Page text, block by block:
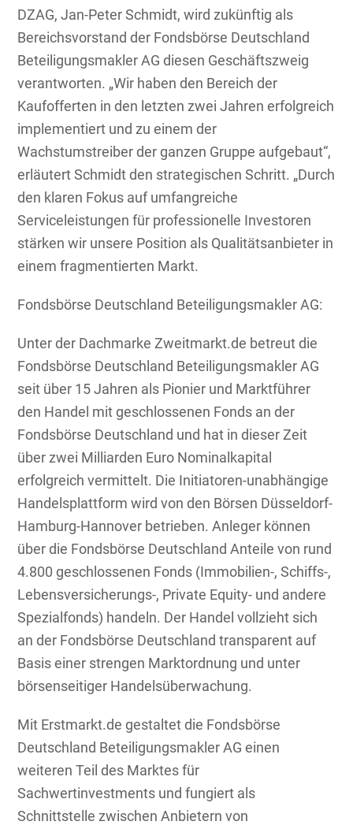
DZAG, Jan-Peter Schmidt, wird zukünftig als
Bereichsvorstand der Fondsbörse Deutschland
Beteiligungsmakler AG diesen Geschäftszweig
verantworten. „Wir haben den Bereich der
Kaufofferten in den letzten zwei Jahren erfolgreich
implementiert und zu einem der
Wachstumstreiber der ganzen Gruppe aufgebaut“,
erläutert Schmidt den strategischen Schritt. „Durch
den klaren Fokus auf umfangreiche
Serviceleistungen für professionelle Investoren
stärken wir unsere Position als Qualitätsanbieter in
einem fragmentierten Markt.
Fondsbörse Deutschland Beteiligungsmakler AG:
Unter der Dachmarke Zweitmarkt.de betreut die
Fondsbörse Deutschland Beteiligungsmakler AG
seit über 15 Jahren als Pionier und Marktführer
den Handel mit geschlossenen Fonds an der
Fondsbörse Deutschland und hat in dieser Zeit
über zwei Milliarden Euro Nominalkapital
erfolgreich vermittelt. Die Initiatoren-unabhängige
Handelsplattform wird von den Börsen Düsseldorf-
Hamburg-Hannover betrieben. Anleger können
über die Fondsbörse Deutschland Anteile von rund
4.800 geschlossenen Fonds (Immobilien-, Schiffs-,
Lebensversicherungs-, Private Equity- und andere
Spezialfonds) handeln. Der Handel vollzieht sich
an der Fondsbörse Deutschland transparent auf
Basis einer strengen Marktordnung und unter
börsenseitiger Handelsüberwachung.
Mit Erstmarkt.de gestaltet die Fondsbörse
Deutschland Beteiligungsmakler AG einen
weiteren Teil des Marktes für
Sachwertinvestments und fungiert als
Schnittstelle zwischen Anbietern von